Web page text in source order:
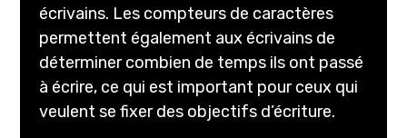
écrivains. Les compteurs de caractères
permettent également aux écrivains de
déterminer combien de temps ils ont passé
à écrire, ce qui est important pour ceux qui
veulent se fixer des objectifs d’écriture.